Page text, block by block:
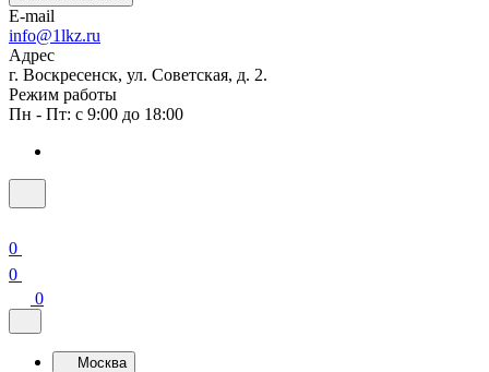
E-mail
info@1lkz.ru
Адрес
г. Воскресенск, ул. Советская, д. 2.
Режим работы
Пн - Пт: с 9:00 до 18:00
0
0
0
Москва